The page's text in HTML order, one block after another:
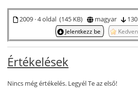
2009 · 4 oldal (145 KB) magyar 130
Jelentkezz be
Értékelések
Nincs még értékelés. Legyél Te az első!